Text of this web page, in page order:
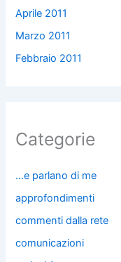
Aprile 2011
Marzo 2011
Febbraio 2011
Categorie
…e parlano di me
approfondimenti
commenti dalla rete
comunicazioni